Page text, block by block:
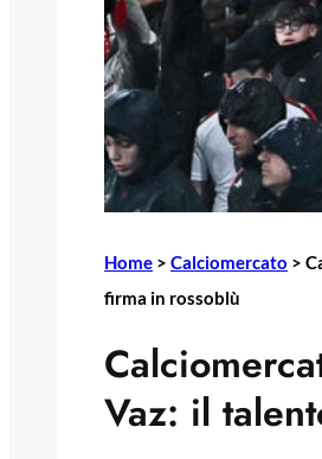
Home > Calciomercato >
firma in rossoblù
Vaz: il